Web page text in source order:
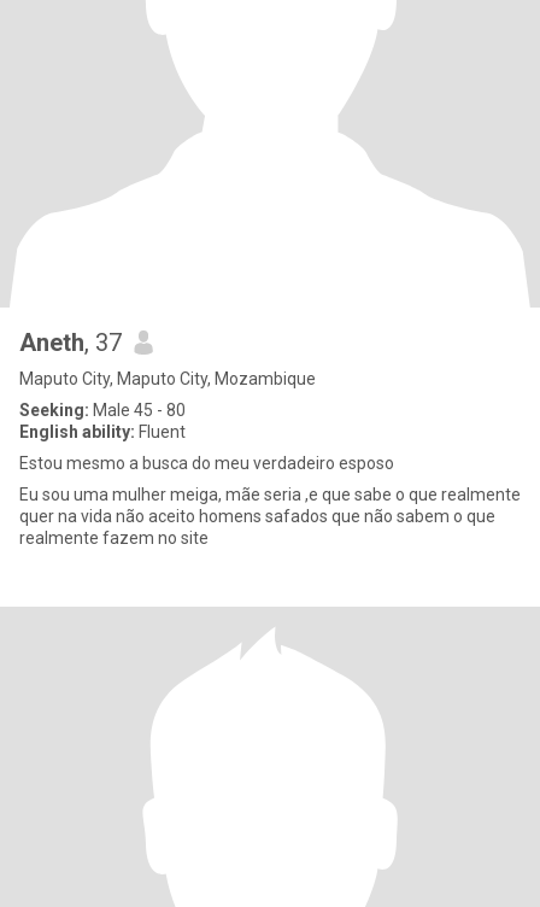
Aneth, 37
Maputo City, Maputo City, Mozambique
Seeking: Male 45 - 80
English ability: Fluent
Estou mesmo a busca do meu verdadeiro esposo
Eu sou uma mulher meiga, mãe seria ,e que sabe o que realmente
quer na vida não aceito homens safados que não sabem o que
realmente fazem no site